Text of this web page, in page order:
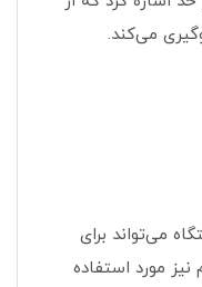
می‌کند.
می‌تواند برای
مورد استفاده